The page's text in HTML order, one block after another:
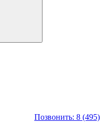
Позвонить: 8 (495)